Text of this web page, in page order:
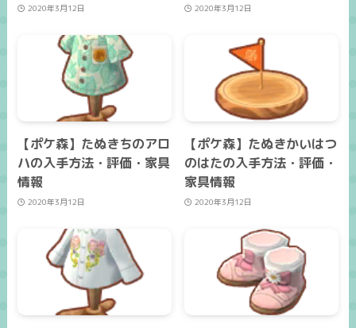
2020年3月12日 2020年3月12日
【ポケ森】たぬきちのアロ
ハの入手方法・評価・家具
情報
2020年3月12日
【ポケ森】たぬきかいはつ
のはたの入手方法・評価・
家具情報
2020年3月12日